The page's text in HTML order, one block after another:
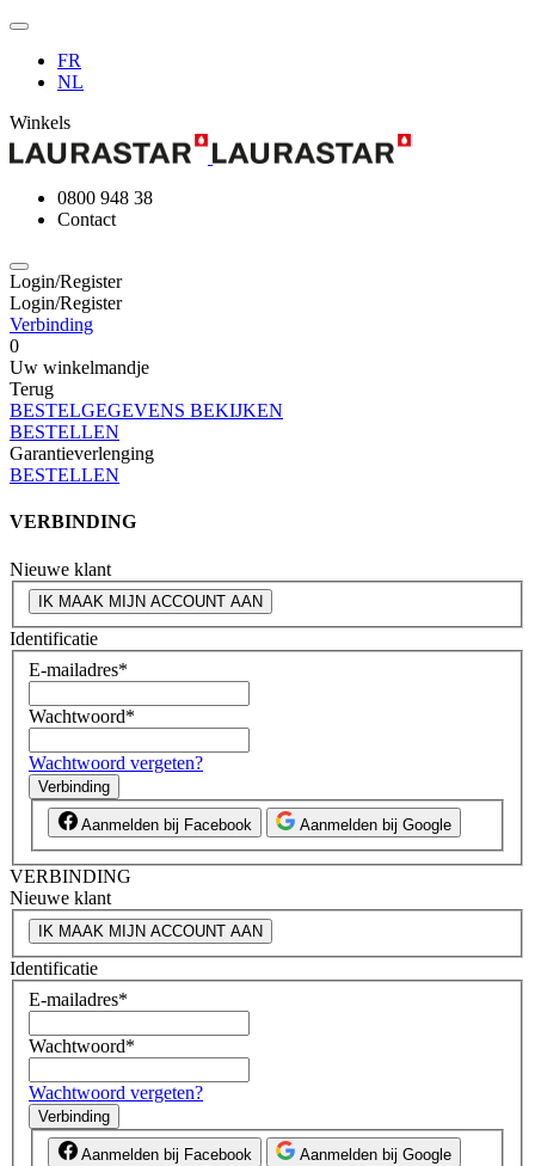
FR
NL
Winkels
0800 948 38
Contact
Login/Register
Login/Register
Verbinding
0
Uw winkelmandje
Terug
BESTELGEGEVENS BEKIJKEN
BESTELLEN
Garantieverlenging
BESTELLEN
VERBINDING
Nieuwe klant
IK MAAK MIJN ACCOUNT AAN
Identificatie
E-mailadres*
Wachtwoord*
Wachtwoord vergeten?
Verbinding
Aanmelden bij Facebook Aanmelden bij Google
VERBINDING
Nieuwe klant
IK MAAK MIJN ACCOUNT AAN
Identificatie
E-mailadres*
Wachtwoord*
Wachtwoord vergeten?
Verbinding
Aanmelden bij Facebook Aanmelden bij Google